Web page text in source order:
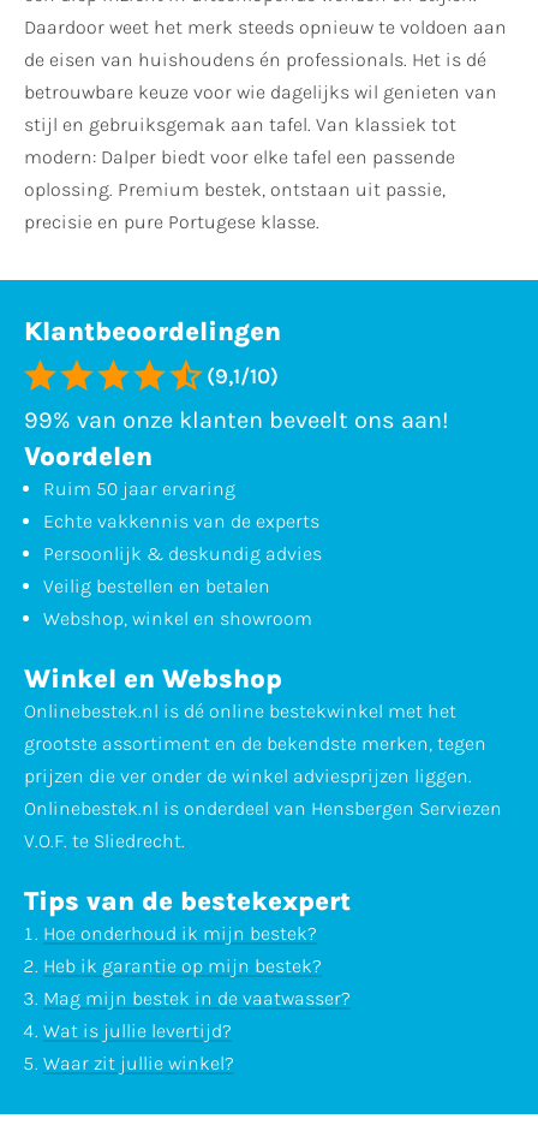
Daardoor weet het merk steeds opnieuw te voldoen aan
de eisen van huishoudens én professionals. Het is dé
betrouwbare keuze voor wie dagelijks wil genieten van
stijl en gebruiksgemak aan tafel. Van klassiek tot
modern: Dalper biedt voor elke tafel een passende
oplossing. Premium bestek, ontstaan uit passie,
precisie en pure Portugese klasse.
Klantbeoordelingen
(9,1/10)
99% van onze klanten beveelt ons aan!
Voordelen
Ruim 50 jaar ervaring
Echte vakkennis van de experts
Persoonlijk & deskundig advies
Veilig bestellen en betalen
Webshop, winkel en showroom
Winkel en Webshop
Onlinebestek.nl is dé online bestekwinkel met het
grootste assortiment en de bekendste merken, tegen
prijzen die ver onder de winkel adviesprijzen liggen.
Onlinebestek.nl is onderdeel van Hensbergen Serviezen
V.O.F. te Sliedrecht.
Tips van de bestekexpert
Hoe onderhoud ik mijn bestek?
Heb ik garantie op mijn bestek?
Mag mijn bestek in de vaatwasser?
Wat is jullie levertijd?
Waar zit jullie winkel?